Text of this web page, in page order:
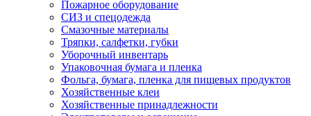
Пожарное оборудование
СИЗ и спецодежда
Смазочные материалы
Тряпки, салфетки, губки
Уборочный инвентарь
Упаковочная бумага и пленка
Фольга, бумага, пленка для пищевых продуктов
Хозяйственные клеи
Хозяйственные принадлежности